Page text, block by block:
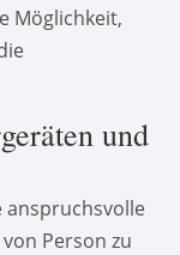
Möglichkeit,
und
anspruchsvolle
Person zu